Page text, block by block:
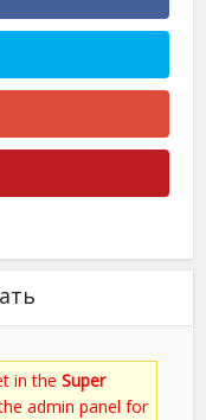
in theSuper
admin panel for